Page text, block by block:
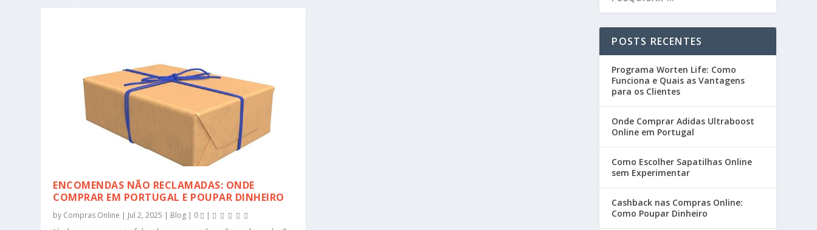
ENCOMENDAS NÃO RECLAMADAS: ONDE
COMPRAR EM PORTUGAL E POUPAR DINHEIRO
by Compras Online | Jul 2, 2025 | Blog | 0 |
POSTS RECENTES
Programa Worten Life: Como
Funciona e Quais as Vantagens
para os Clientes
Onde Comprar Adidas Ultraboost
Online em Portugal
Como Escolher Sapatilhas Online
sem Experimentar
Cashback nas Compras Online:
Como Poupar Dinheiro